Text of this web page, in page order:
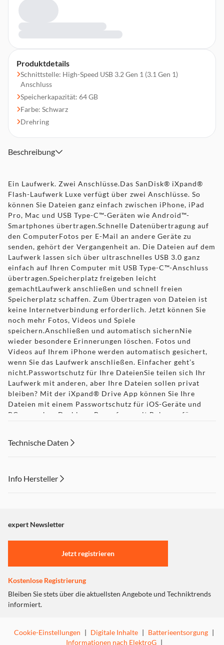
Produktdetails
Schnittstelle: High-Speed USB 3.2 Gen 1 (3.1 Gen 1)
Anschluss
Speicherkapazität: 64 GB
Farbe: Schwarz
Drehring
Beschreibung
Ein Laufwerk. Zwei Anschlüsse.Das SanDisk® iXpand®
Flash-Laufwerk Luxe verfügt über zwei Anschlüsse. So
können Sie Dateien ganz einfach zwischen iPhone, iPad
Pro, Mac und USB Type-C™-Geräten wie Android™-
Smartphones übertragen.Schnelle Datenübertragung auf
den ComputerFotos per E-Mail an andere Geräte zu
senden, gehört der Vergangenheit an. Die Dateien auf dem
Laufwerk lassen sich über ultraschnelles USB 3.0 ganz
einfach auf Ihren Computer mit USB Type-C™-Anschluss
übertragen.Speicherplatz freigeben leicht
gemachtLaufwerk anschließen und schnell freien
Speicherplatz schaffen. Zum Übertragen von Dateien ist
keine Internetverbindung erforderlich. Jetzt können Sie
noch mehr Fotos, Videos und Spiele
speichern.Anschließen und automatisch sichernNie
wieder besondere Erinnerungen löschen. Fotos und
Videos auf Ihrem iPhone werden automatisch gesichert,
wenn Sie das Laufwerk anschließen. Einfacher geht’s
nicht.Passwortschutz für Ihre DateienSie teilen sich Ihr
Laufwerk mit anderen, aber Ihre Dateien sollen privat
bleiben? Mit der iXpand® Drive App können Sie Ihre
Dateien mit einem Passwortschutz für iOS-Geräte und
PCs versehen.Drehbare Bogenform mit Bohrung für
Rucksack oder in die Hosentasche stecken. Sie können es
Technische Daten
Info Hersteller
"Marketing".
Einstellungen anpassen
expert Newsletter
Jetzt registrieren
Kostenlose Registrierung
Bleiben Sie stets über die aktuellsten Angebote und Techniktrends
informiert.
Cookie-Einstellungen | Digitale Inhalte | Batterieentsorgung |
Informationen nach ElektroG |